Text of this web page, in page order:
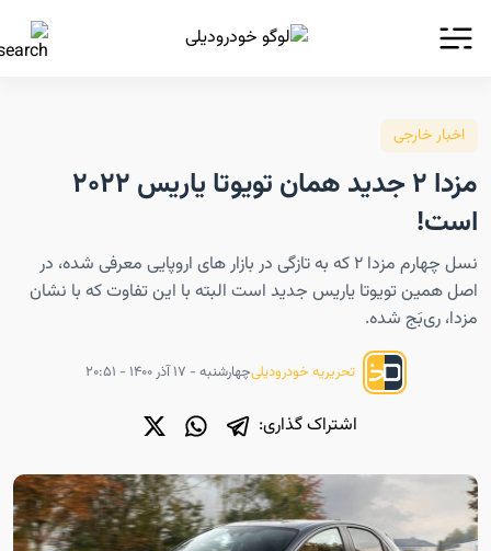
اخبار خارجی
مزدا ۲ جدید همان تویوتا یاریس ۲۰۲۲
است!
نسل چهارم مزدا ۲ که به تازگی در بازار های اروپایی معرفی شده، در
اصل همین تویوتا یاریس جدید است البته با این تفاوت که با نشان
مزدا، ری‌بَج شده.
تحریریه خودرودیلیچهارشنبه - ۱۷ آذر ۱۴۰۰ - ۲۰:۵۱
اشتراک گذاری: